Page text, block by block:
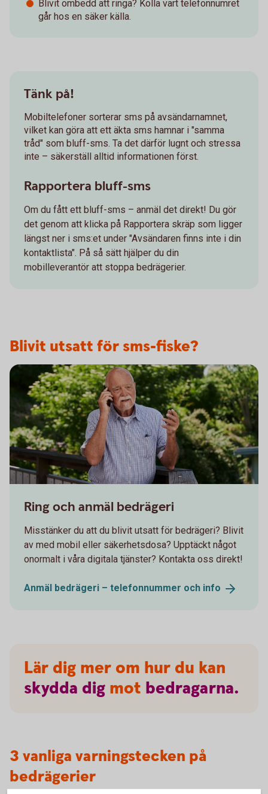
Blivit ombedd att ringa? Kolla vart telefonnumret
går hos en säker källa.
Tänk på!
Mobiltelefoner sorterar sms på avsändarnamnet,
vilket kan göra att ett äkta sms hamnar i "samma
tråd" som bluff-sms. Ta det därför lugnt och stressa
inte – säkerställ alltid informationen först.
Rapportera bluff-sms
Om du fått ett bluff-sms – anmäl det direkt! Du gör
det genom att klicka på Rapportera skräp som ligger
längst ner i sms:et under "Avsändaren finns inte i din
kontaktlista". På så sätt hjälper du din
mobilleverantör att stoppa bedrägerier.
Blivit utsatt för sms-fiske?
Ring och anmäl bedrägeri
Misstänker du att du blivit utsatt för bedrägeri? Blivit
av med mobil eller säkerhetsdosa? Upptäckt något
onormalt i våra digitala tjänster? Kontakta oss direkt!
Anmäl bedrägeri – telefonnummer och info
Lär dig mer om hur du kan
skydda dig mot bedragarna.
3 vanliga varningstecken på
bedrägerier